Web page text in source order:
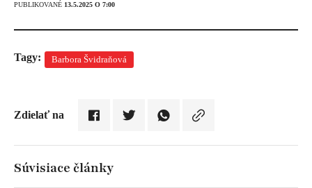
PUBLIKOVANÉ 13.5.2025 O 7:00
Tagy: Barbora Švidraňová
Zdielať na
Súvisiace články